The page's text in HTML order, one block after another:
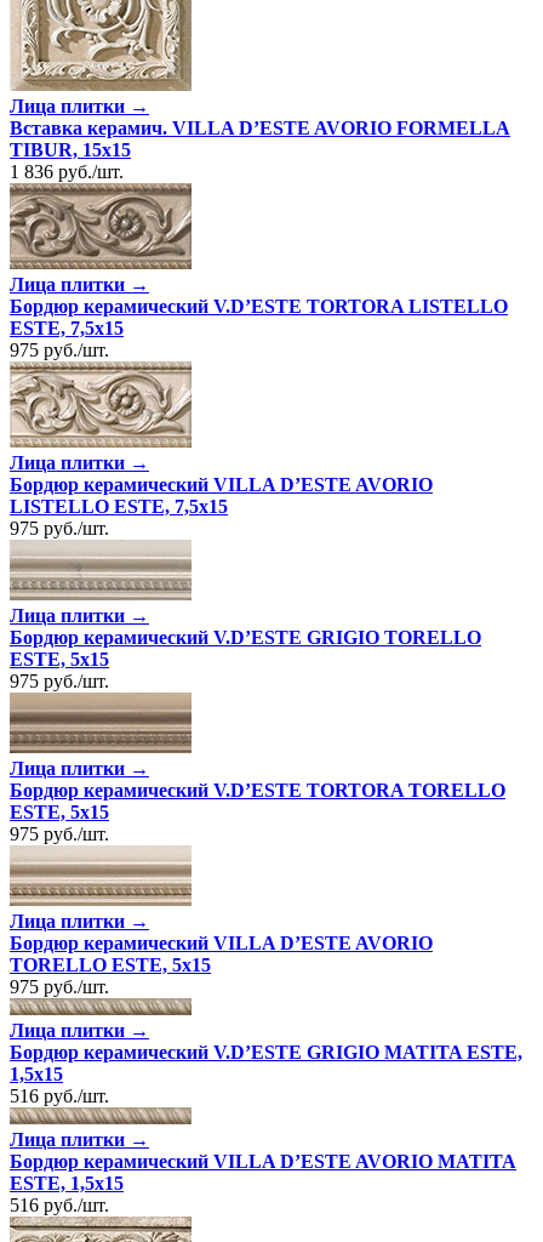
Лица плитки →
Вставка керамич. VILLA D’ESTE AVORIO FORMELLA
TIBUR, 15x15
1 836 руб./шт.
Лица плитки →
Бордюр керамический V.D’ESTE TORTORA LISTELLO
ESTE, 7,5x15
975 руб./шт.
Лица плитки →
Бордюр керамический VILLA D’ESTE AVORIO
LISTELLO ESTE, 7,5x15
975 руб./шт.
Лица плитки →
Бордюр керамический V.D’ESTE GRIGIO TORELLO
ESTE, 5x15
975 руб./шт.
Лица плитки →
Бордюр керамический V.D’ESTE TORTORA TORELLO
ESTE, 5x15
975 руб./шт.
Лица плитки →
Бордюр керамический VILLA D’ESTE AVORIO
TORELLO ESTE, 5x15
975 руб./шт.
Лица плитки →
Бордюр керамический V.D’ESTE GRIGIO MATITA ESTE,
1,5x15
516 руб./шт.
Лица плитки →
Бордюр керамический VILLA D’ESTE AVORIO MATITA
ESTE, 1,5x15
516 руб./шт.